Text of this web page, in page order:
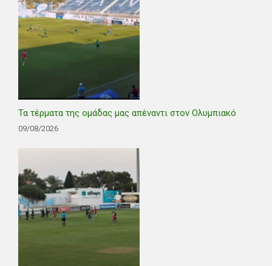
Τα τέρματα της ομάδας μας απέναντι στον Ολυμπιακό
09/08/2026